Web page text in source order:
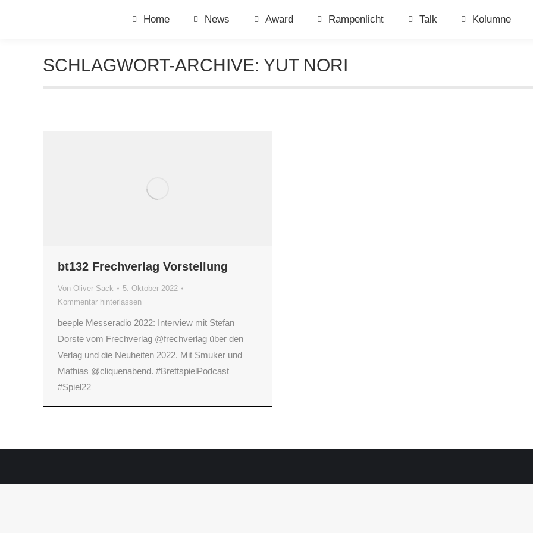
Home News Award Rampenlicht Talk Kolumne
SCHLAGWORT-ARCHIVE: YUT NORI
bt132 Frechverlag Vorstellung
Von Oliver Sack
5. Oktober 2022
Kommentar hinterlassen
beeple Messeradio 2022: Interview mit Stefan
Dorste vom Frechverlag @frechverlag über den
Verlag und die Neuheiten 2022. Mit Smuker und
Mathias @cliquenabend. #BrettspielPodcast
#Spiel22